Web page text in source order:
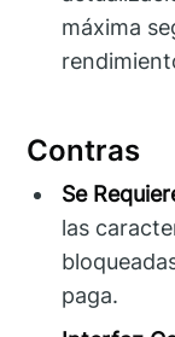
máxima
Contras
Se
las
paga.